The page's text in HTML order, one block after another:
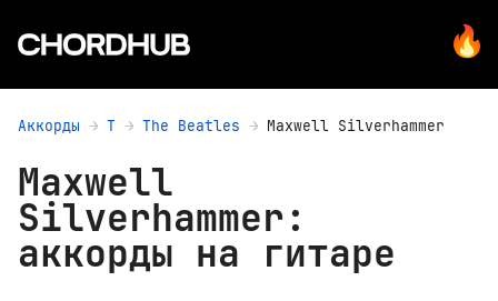
Аккорды T The Beatles Maxwell Silverhammer
Maxwell
Silverhammer:
аккорды на гитаре